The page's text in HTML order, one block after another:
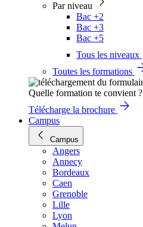
Par niveau
Bac +2
Bac +3
Bac +5
Tous les niveaux
Toutes les formations
Quelle formation te convient ?
Télécharge la brochure
Campus
Campus
Angers
Annecy
Bordeaux
Caen
Grenoble
Lille
Lyon